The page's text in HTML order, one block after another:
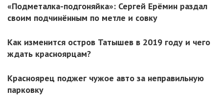
«Подметалка-подгоняйка»: Сергей Ерёмин раздал
своим подчинённым по метле и совку
Как изменится остров Татышев в 2019 году и чего
ждать красноярцам?
Красноярец поджег чужое авто за неправильную
парковку